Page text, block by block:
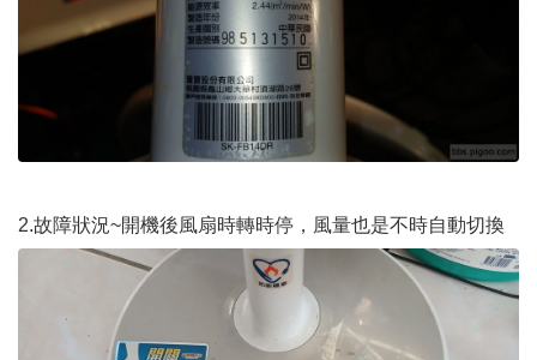
2.故障狀況~開機後風扇時轉時停，風量也是不時自動切換